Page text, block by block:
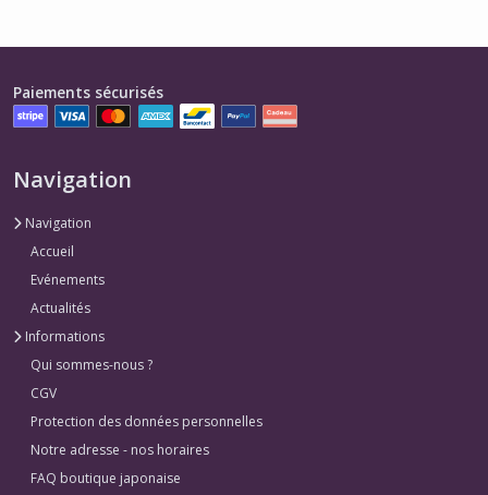
Paiements sécurisés
Navigation
Navigation
Accueil
Evénements
Actualités
Informations
Qui sommes-nous ?
CGV
Protection des données personnelles
Notre adresse - nos horaires
FAQ boutique japonaise